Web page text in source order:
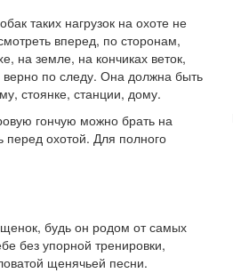
таких нагрузок на охоте не
вперед, по сторонам,
на земле, на кончиках веток,
верно по следу. Она должна быть
стоянке, станции, дому.
гончую можно брать на
перед охотой. Для полного
будь он родом от самых
без упорной тренировки,
щенячьей песни.